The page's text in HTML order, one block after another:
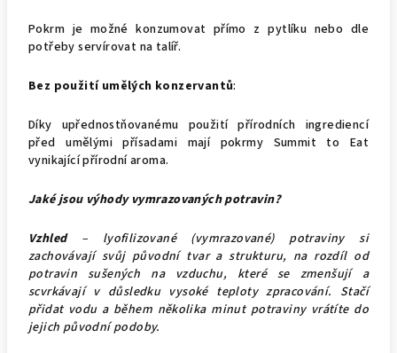
Pokrm je možné konzumovat přímo z pytlíku nebo dle
potřeby servírovat na talíř.
Bez použití umělých konzervantů:
Díky upřednostňovanému použití přírodních ingrediencí
před umělými přísadami mají pokrmy Summit to Eat
vynikající přírodní aroma.
Jaké jsou výhody vymrazovaných potravin?
Vzhled– lyofilizované (vymrazované) potraviny si
zachovávají svůj původní tvar a strukturu, na rozdíl od
potravin sušených na vzduchu, které se zmenšují a
scvrkávají v důsledku vysoké teploty zpracování. Stačí
přidat vodu a během několika minut potraviny vrátíte do
jejich původní podoby.